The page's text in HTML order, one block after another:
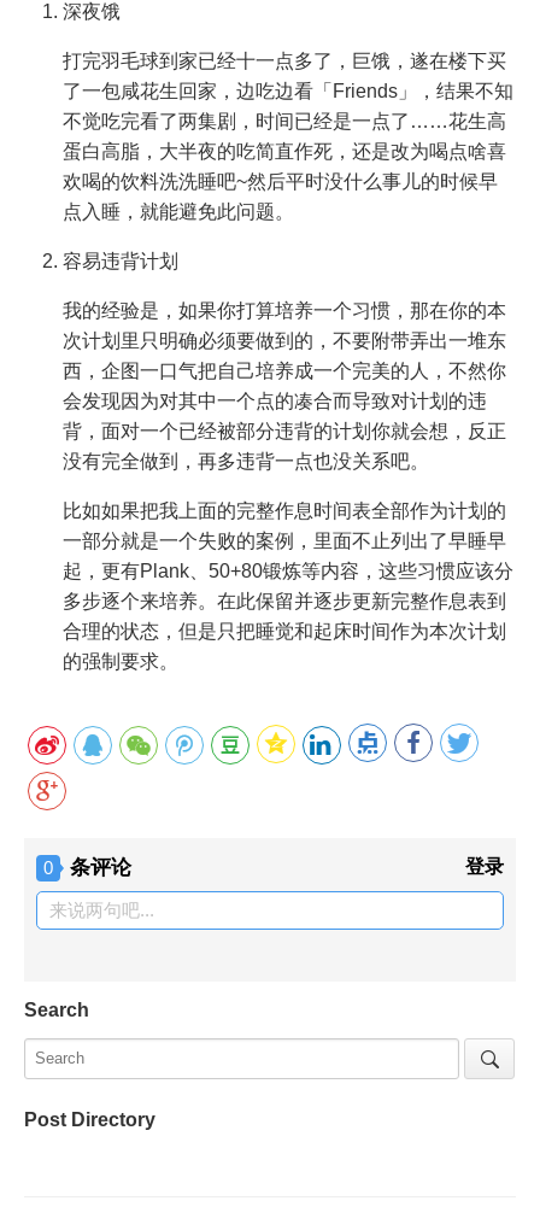
深夜饿
打完羽毛球到家已经十一点多了，巨饿，遂在楼下买
了一包咸花生回家，边吃边看「Friends」，结果不知
不觉吃完看了两集剧，时间已经是一点了……花生高
蛋白高脂，大半夜的吃简直作死，还是改为喝点啥喜
欢喝的饮料洗洗睡吧~然后平时没什么事儿的时候早
点入睡，就能避免此问题。
容易违背计划
我的经验是，如果你打算培养一个习惯，那在你的本
次计划里只明确必须要做到的，不要附带弄出一堆东
西，企图一口气把自己培养成一个完美的人，不然你
会发现因为对其中一个点的凑合而导致对计划的违
背，面对一个已经被部分违背的计划你就会想，反正
没有完全做到，再多违背一点也没关系吧。
比如如果把我上面的完整作息时间表全部作为计划的
一部分就是一个失败的案例，里面不止列出了早睡早
起，更有Plank、50+80锻炼等内容，这些习惯应该分
多步逐个来培养。在此保留并逐步更新完整作息表到
合理的状态，但是只把睡觉和起床时间作为本次计划
的强制要求。
0 条评论 登录
来说两句吧...
Search
Post Directory